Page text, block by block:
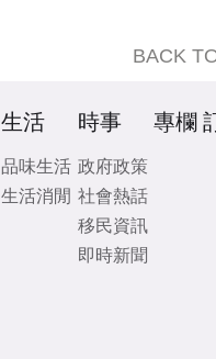
BACK
生活
品味生活
生活消閒
時事
政府政策
社會熱話
移民資訊
即時新聞
專欄